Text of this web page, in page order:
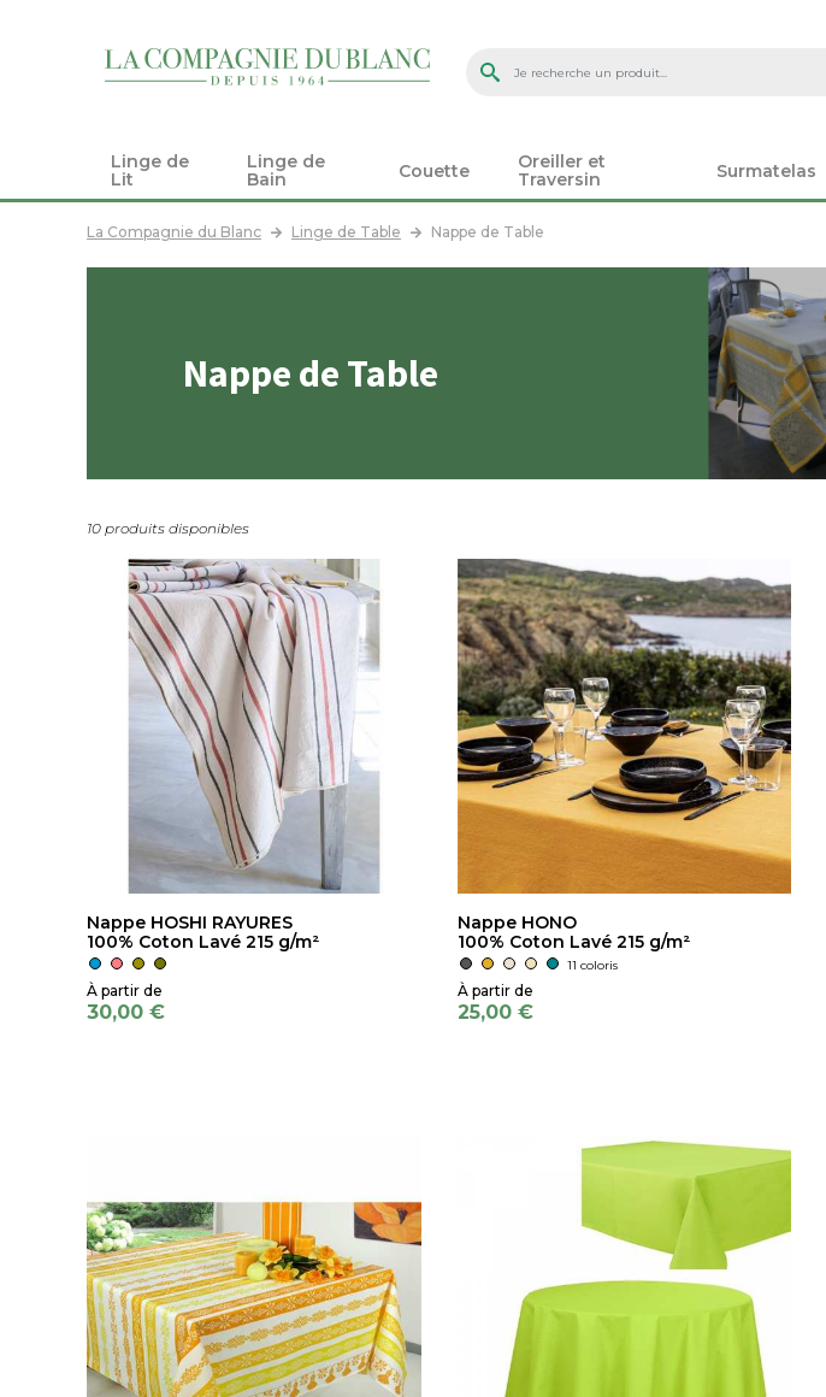
Linge de
Lit
Linge de
Bain
Couette
Oreiller et
Traversin
Surmatelas
La Compagnie du Blanc Linge de Table Nappe de Table
Nappe de Table
10 produits disponibles
Nappe HOSHI RAYURES
100% Coton Lavé 215 g/m²
30,00 €
Nappe HONO
100% Coton Lavé 215 g/m²
11 coloris
25,00 €